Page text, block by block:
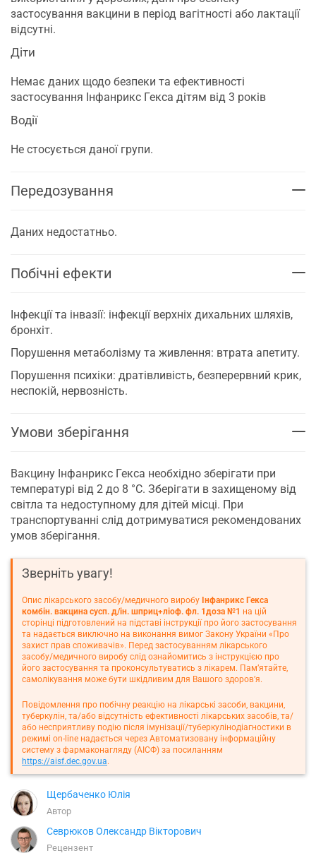
застосування вакцини в період вагітності або лактації
відсутні.
Діти
Немає даних щодо безпеки та ефективності
застосування Інфанрикс Гекса дітям від 3 років
Водії
Не стосується даної групи.
Передозування
Даних недостатньо.
Побічні ефекти
Інфекції та інвазії: інфекції верхніх дихальних шляхів,
бронхіт.
Порушення метаболізму та живлення: втрата апетиту.
Порушення психіки: дратівливість, безперервний крик,
неспокій, нервозність.
Умови зберігання
Вакцину Інфанрикс Гекса необхідно зберігати при
температурі від 2 до 8 °С. Зберігати в захищеному від
світла та недоступному для дітей місці. При
транспортуванні слід дотримуватися рекомендованих
умов зберігання.
Зверніть увагу!
Опис лікарського засобу/медичного виробу Інфанрикс Гекса
комбін. вакцина сусп. д/ін. шприц+ліоф. фл. 1доза №1 на цій
сторінці підготовлений на підставі інструкції про його застосування
та надається виключно на виконання вимог Закону України «Про
захист прав споживачів». Перед застосуванням лікарського
засобу/медичного виробу слід ознайомитись з інструкцією про
його застосування та проконсультуватись з лікарем. Пам’ятайте,
самолікування може бути шкідливим для Вашого здоров’я.
Повідомлення про побічну реакцію на лікарські засоби, вакцини,
туберкулін, та/або відсутність ефективності лікарських засобів, та/
або несприятливу подію після імунізації/туберкулінодіагностики в
режимі on-line надається через Автоматизовану інформаційну
систему з фармаконагляду (АІСФ) за посиланням
https://aisf.dec.gov.ua.
Щербаченко Юлія
Автор
Севрюков Олександр Вікторович
Рецензент